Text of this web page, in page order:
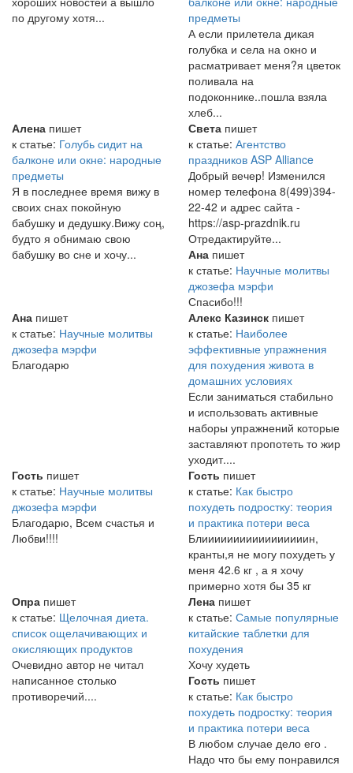
по другому хотя...
предметы
А если прилетела дикая
голубка и села на окно и
расматривает меня?я цветок
поливала на
подоконнике..пошла взяла
хлеб...
Алена пишет
к статье: Голубь сидит на
балконе или окне: народные
предметы
Я в последнее время вижу в
своих снах покойную
бабушку и дедушку.Вижу соң,
будто я обнимаю свою
бабушку во сне и хочу...
Света пишет
к статье: Агентство
праздников ASP Alliance
Добрый вечер! Изменился
номер телефона 8(499)394-
22-42 и адрес сайта -
https://asp-prazdnik.ru
Отредактируйте...
Ана пишет
к статье: Научные молитвы
джозефа мэрфи
Спасибо!!!
Ана пишет
к статье: Научные молитвы
джозефа мэрфи
Благодарю
Алекс Казинск пишет
к статье: Наиболее
эффективные упражнения
для похудения живота в
домашних условиях
Если заниматься стабильно
и использовать активные
наборы упражнений которые
заставляют пропотеть то жир
уходит....
Гость пишет
к статье: Научные молитвы
джозефа мэрфи
Благодарю, Всем счастья и
Любви!!!!
Гость пишет
к статье: Как быстро
похудеть подростку: теория
и практика потери веса
Блииииииииииииииииин,
кранты,я не могу похудеть у
меня 42.6 кг , а я хочу
примерно хотя бы 35 кг
Опра пишет
к статье: Щелочная диета.
список ощелачивающих и
окисляющих продуктов
Очевидно автор не читал
написанное столько
противоречий....
Лена пишет
к статье: Самые популярные
китайские таблетки для
похудения
Хочу худеть
Гость пишет
к статье: Как быстро
похудеть подростку: теория
и практика потери веса
В любом случае дело его .
Надо что бы ему понравился